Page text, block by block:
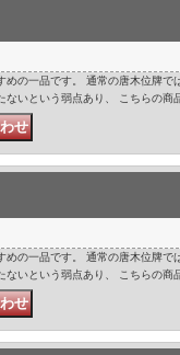
めの一品です。 通常の唐木位牌
ないという弱点あり、 こちらの商
めの一品です。 通常の唐木位牌
ないという弱点あり、 こちらの商